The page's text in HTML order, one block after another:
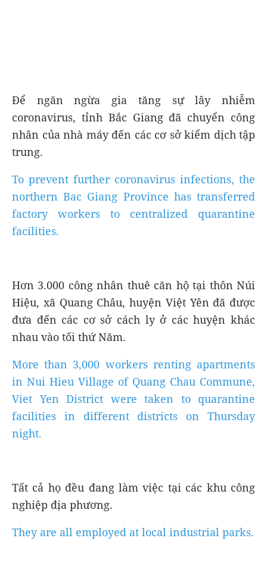
Để ngăn ngừa gia tăng sự lây nhiễm
coronavirus, tỉnh Bắc Giang đã chuyển công
nhân của nhà máy đến các cơ sở kiểm dịch tập
trung.
To prevent further coronavirus infections, the
northern Bac Giang Province has transferred
factory workers to centralized quarantine
facilities.
Hơn 3.000 công nhân thuê căn hộ tại thôn Núi
Hiệu, xã Quang Châu, huyện Việt Yên đã được
đưa đến các cơ sở cách ly ở các huyện khác
nhau vào tối thứ Năm.
More than 3,000 workers renting apartments
in Nui Hieu Village of Quang Chau Commune,
Viet Yen District were taken to quarantine
facilities in different districts on Thursday
night.
Tất cả họ đều đang làm việc tại các khu công
nghiệp địa phương.
They are all employed at local industrial parks.